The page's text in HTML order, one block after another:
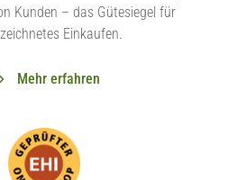
Kunden – das Gütesiegel für
Einkaufen.
Mehr erfahren